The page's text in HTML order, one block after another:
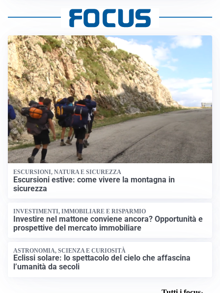
ESCURSIONI, NATURA E SICUREZZA
Escursioni estive: come vivere la montagna in
sicurezza
INVESTIMENTI, IMMOBILIARE E RISPARMIO
Investire nel mattone conviene ancora? Opportunità e
prospettive del mercato immobiliare
ASTRONOMIA, SCIENZA E CURIOSITÀ
Eclissi solare: lo spettacolo del cielo che affascina
l’umanità da secoli